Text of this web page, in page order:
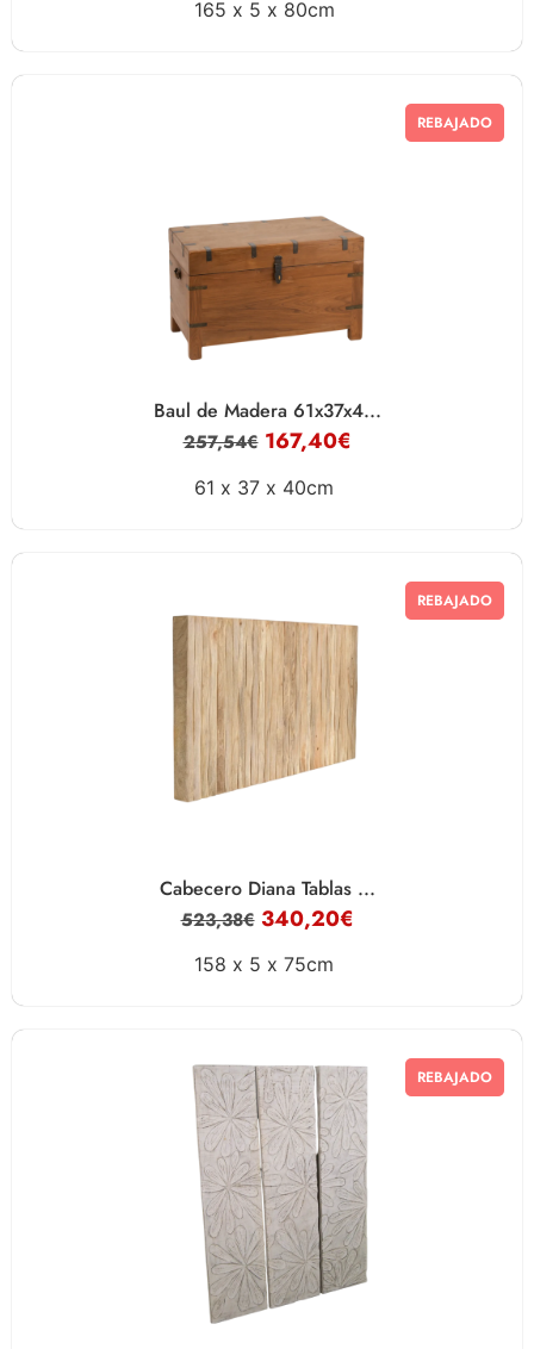
165 x 5 x 80cm
REBAJADO
Baul de Madera 61x37x4...
257,54€ 167,40€
61 x 37 x 40cm
REBAJADO
Cabecero Diana Tablas ...
523,38€ 340,20€
158 x 5 x 75cm
REBAJADO